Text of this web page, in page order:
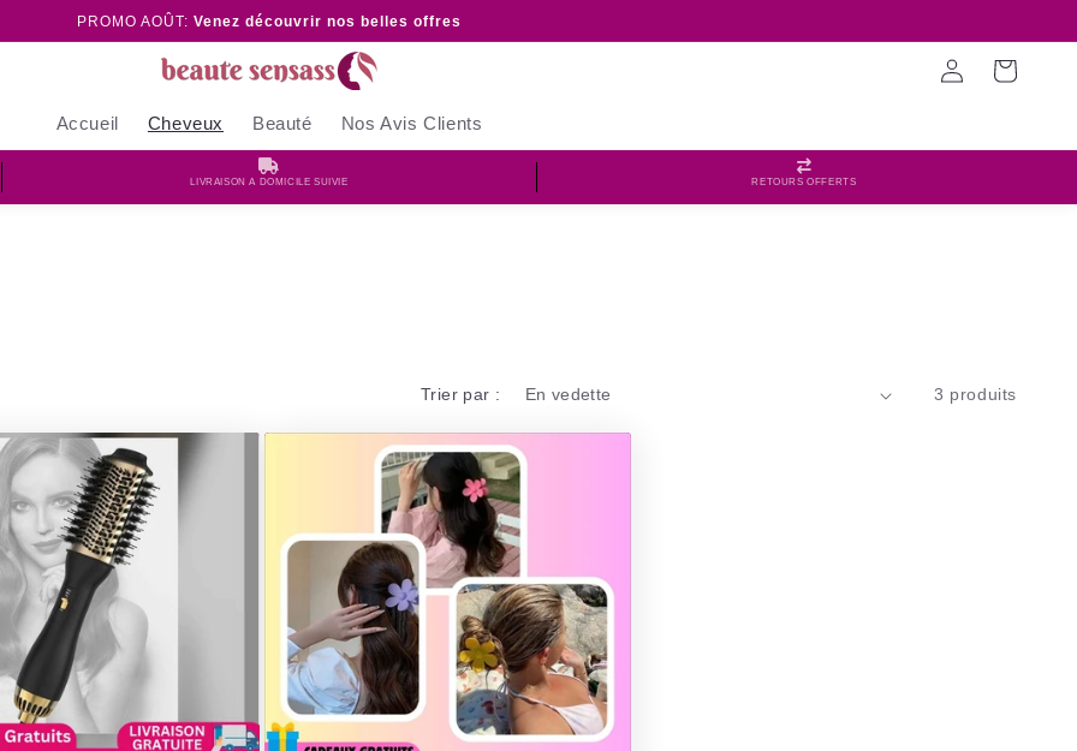
PROMO AOÛT: Venez découvrir nos belles offres
Accueil Cheveux Beauté Nos Avis Clients
ConnexionPanier
LIVRAISON A DOMICILE SUIVIE RETOURS OFFERTS
Trier par : 3 produits